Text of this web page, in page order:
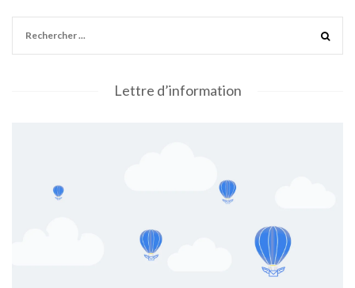
Lettre d’information